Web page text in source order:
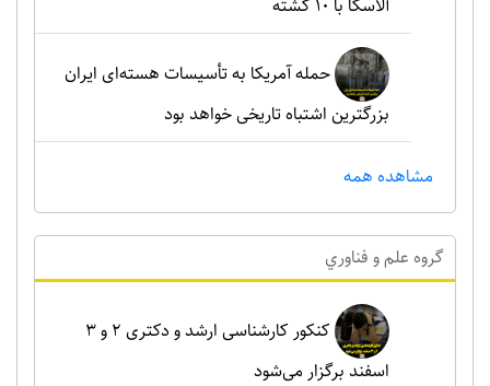
آلاسکا با ۱۰ کشته
حمله آمریکا به تأسیسات هسته‌ای ایران
بزرگترین اشتباه تاریخی خواهد بود
مشاهده همه
گروه علم و فناوري
کنکور کارشناسی ارشد و دکتری ۲ و ۳
اسفند برگزار می‌شود